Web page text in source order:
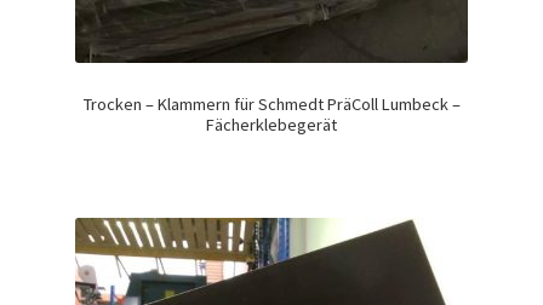
Trocken – Klammern für Schmedt PräColl Lumbeck –
Fächerklebegerät